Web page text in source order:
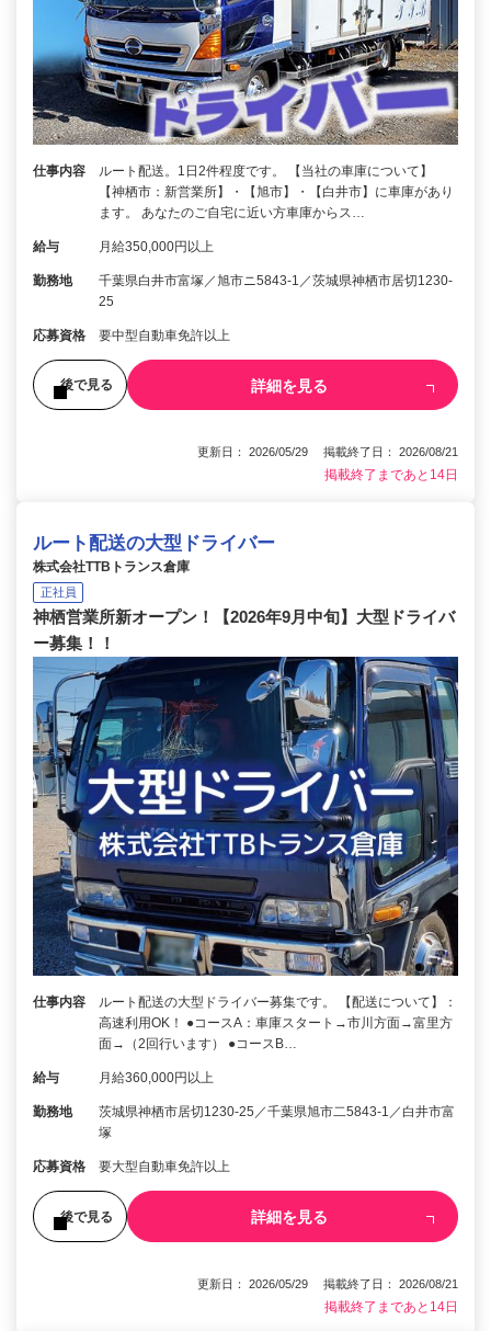
仕事内容
ルート配送。1日2件程度です。 【当社の車庫について】
【神栖市：新営業所】・【旭市】・【白井市】に車庫があり
ます。 あなたのご自宅に近い方車庫からス…
給与 月給350,000円以上
勤務地
千葉県白井市富塚／旭市ニ5843‐1／茨城県神栖市居切1230‐
25
応募資格 要中型自動車免許以上
後で見る 詳細を見る
更新日： 2026/05/29 掲載終了日： 2026/08/21
掲載終了まであと14日
ルート配送の大型ドライバー
株式会社TTBトランス倉庫
正社員
神栖営業所新オープン！【2026年9月中旬】大型ドライバ
ー募集！！
仕事内容
ルート配送の大型ドライバー募集です。 【配送について】：
高速利用OK！ ●コースA：車庫スタート→市川方面→富里方
面→（2回行います） ●コースB…
給与 月給360,000円以上
勤務地
茨城県神栖市居切1230‐25／千葉県旭市二5843-1／白井市富
塚
応募資格 要大型自動車免許以上
後で見る 詳細を見る
更新日： 2026/05/29 掲載終了日： 2026/08/21
掲載終了まであと14日